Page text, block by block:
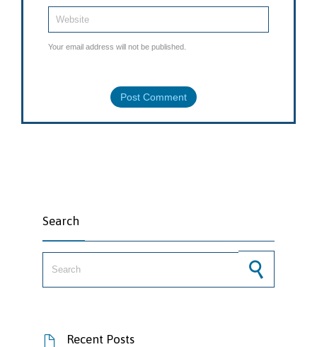
Your email address will not be published.
Search
 Recent Posts